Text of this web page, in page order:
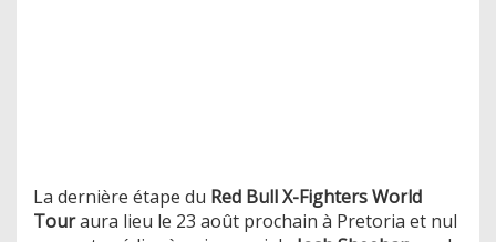
La dernière étape du Red Bull X-Fighters World
Touraura lieu le 23 août prochain à Pretoria et nul